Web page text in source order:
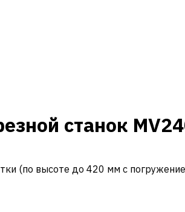
станок
(по высоте до 420 мм с